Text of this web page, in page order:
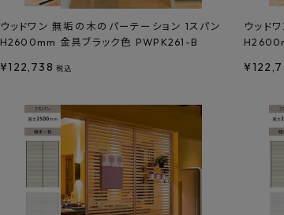
ウッドワン 無垢の木のパーテーション 1スパン
H2600mm 金具ブラック色 PWPK261-B
¥122,738 税込
ウッド
¥